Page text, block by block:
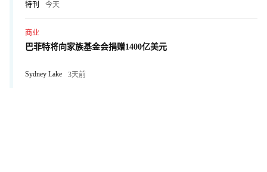
特刊 今天
商业
巴菲特将向家族基金会捐赠1400亿美元
Sydney Lake 3天前